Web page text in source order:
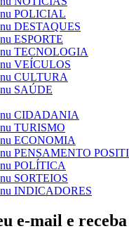
POLICIAL
DESTAQUES
ESPORTE
TECNOLOGIA
VEÍCULOS
CULTURA
SAÚDE
CIDADANIA
TURISMO
ECONOMIA
PENSAMENTO
POLÍTICA
SORTEIOS
INDICADORES
e-mail e receba